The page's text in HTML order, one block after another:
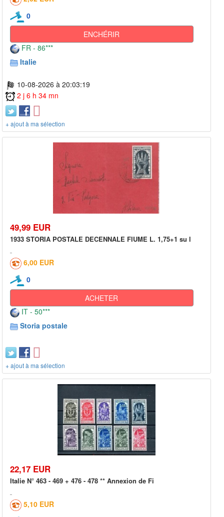
0
ENCHÉRIR
FR - 86***
Italie
10-08-2026 à 20:03:19
2 j 6 h 34 mn
+ ajout à ma sélection
49,99 EUR
1933 STORIA POSTALE DECENNALE FIUME L. 1,75+1 su l
6,00 EUR
0
ACHETER
IT - 50***
Storia postale
+ ajout à ma sélection
22,17 EUR
Italie N° 463 - 469 + 476 - 478 ** Annexion de Fi
5,10 EUR